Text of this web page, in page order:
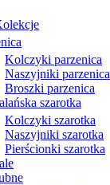
Kolczyki parzenica
Naszyjniki parzenica
Broszki parzenica
szarotka
Kolczyki szarotka
Naszyjniki szarotka
Pierścionki szarotka